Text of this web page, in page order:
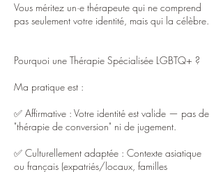
Vous méritez un·e thérapeute qui ne comprend
pas seulement votre identité, mais qui la célèbre.
Pourquoi une Thérapie Spécialisée LGBTQ+ ?
Ma pratique est :
✅ Affirmative : Votre identité est valide — pas de
"thérapie de conversion" ni de jugement.
✅ Culturellement adaptée : Contexte asiatique
ou français (expatriés/locaux, familles